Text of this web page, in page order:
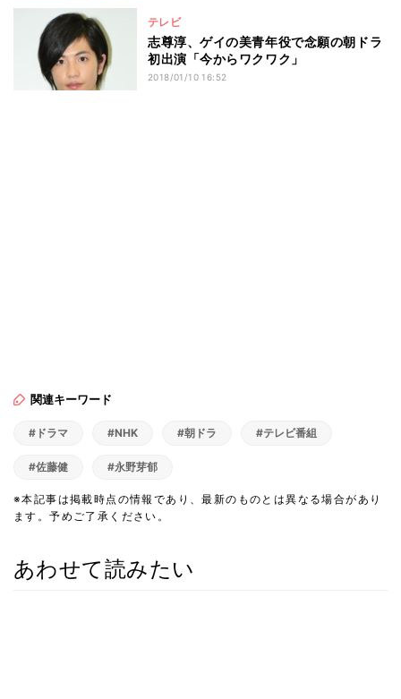
テレビ
志尊淳、ゲイの美青年役で念願の朝ドラ
初出演「今からワクワク」
2018/01/10 16:52
関連キーワード
#ドラマ #NHK #朝ドラ #テレビ番組
#佐藤健 #永野芽郁
※本記事は掲載時点の情報であり、最新のものとは異なる場合があり
ます。予めご了承ください。
あわせて読みたい